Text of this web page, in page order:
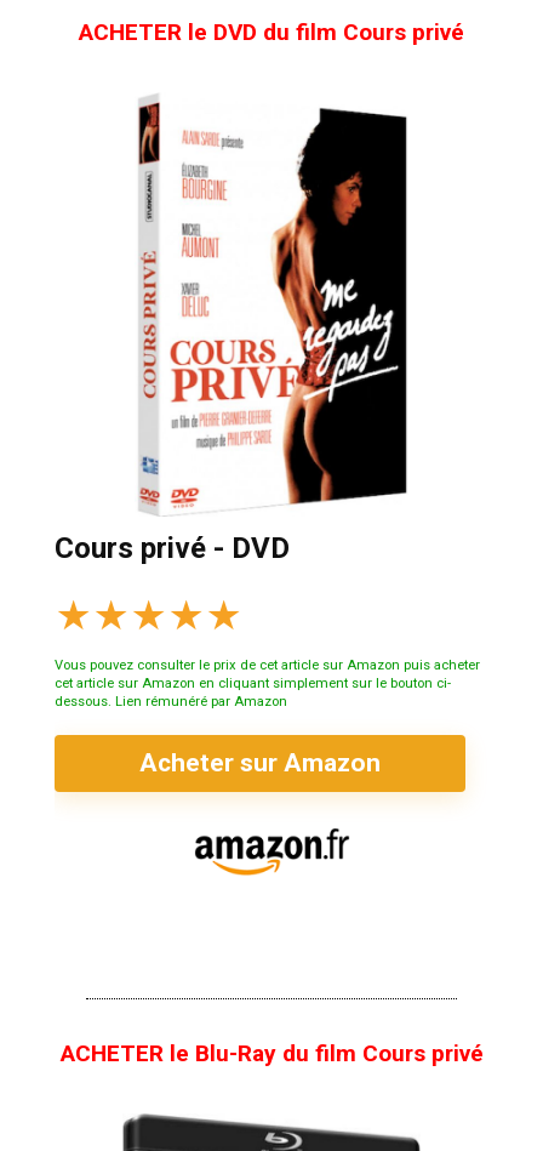
ACHETER le DVD du film Cours privé
Cours privé - DVD
★★★★★
Vous pouvez consulter le prix de cet article sur Amazon puis acheter
cet article sur Amazon en cliquant simplement sur le bouton ci-
dessous. Lien rémunéré par Amazon
Acheter sur Amazon
ACHETER le Blu-Ray du film Cours privé